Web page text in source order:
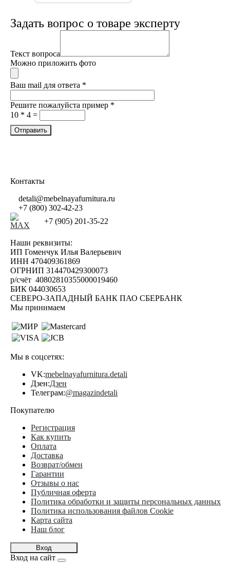
Задать вопрос о товаре эксперту
Текст вопроса
Можно приложить фото
Ваш mail для ответа *
Решите пожалуйста пример *
10 * 4 =
Контакты
detali@mebelnayafurnitura.ru
+7 (800) 302-42-23
+7 (905) 201-35-22
Наши реквизиты:
ИП Гоменчук Илья Валерьевич
ИНН 470409361869
ОГРНИП 314470429300073
р/счёт 40802810355000019460
БИК 044030653
СЕВЕРО-ЗАПАДНЫЙ БАНК ПАО СБЕРБАНК
Мы принимаем
Мы в соцсетях:
VK:mebelnayafurnitura.detali
Дзен:Дзен
Телеграм:@magazindetali
Покупателю
Регистрация
Как купить
Оплата
Доставка
Возврат/обмен
Гарантии
Отзывы о нас
Публичная оферта
Политика обработки и защиты персональных данных
Политика использования файлов Cookie
Карта сайта
Наш блог
Вход
Вход на сайт